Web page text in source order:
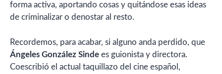
forma activa, aportando cosas y quitándose esas ideas
de criminalizar o denostar al resto.
Recordemos, para acabar, si alguno anda perdido, que
Ángeles González Sinde es guionista y directora.
Coescribió el actual taquillazo del cine español,